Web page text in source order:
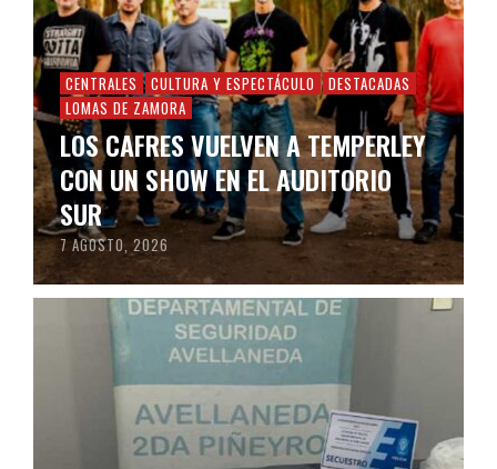
CENTRALES CULTURA Y ESPECTÁCULO
DESTACADAS
LOMAS DE ZAMORA
LOS CAFRES VUELVEN A TEMPERLEY
CON UN SHOW EN EL AUDITORIO
SUR
7 AGOSTO, 2026